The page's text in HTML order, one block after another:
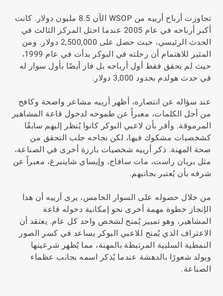
تجاوزت أرباح أرييه من WSOP الآن 8.5 مليون دولار. كانت
أكبر أرباحه في عام 2005 عندما احتل المركز الثالث في
الحدث الرئيسي، حيث حصل على 2,500,000 دولار. ومن
المثير للاهتمام أن رحلته في البوكر بدأت في عام 1999،
حيث لم يحقق فقط أول أرباحه بل فاز أيضًا بأول سوار له
في حدث هولدم بحدود 3,000 دولار.
عند سؤاله عن انتصاره، أظهر أرييه مشاعر واضحة وكافح
من أجل الكلمات، معبراً عن طموحه لدخول قاعة المشاهير
المرموقة. وأقر بأن لاعبي البوكر كانوا يُنظر إليهم سابقًا
كشخصيات مشكوك فيها، لكن نجاحه جلب التحقق من
صحة المهنة. ذكر أرييه شخصيات بارزة أخرى في الصناعة،
مثل بريان راست، مات سافاج، وإيساي شاينبرغ، معبراً عن
شرفه بأن يُعتبر بجانبهم.
من خلال حصوله على السوار الخامس، يرى أرييه أن هذا
الإنجاز خطوة مهمة أخرى نحو إمكانية دخوله قاعة
المشاهير، وهو تمييز يُمنح لشخص واحد كل عام. يعتقد أن
الاعتراف الذي يُمنح للاعبي البوكر يساعد في كسر الصور
النمطية السلبية المرتبطة بالمهنة، مما يُظهر شرعيتها
ويولد شعورًا بالدهشة عندما يُذكر اسمه بجانب عظماء
الصناعة.